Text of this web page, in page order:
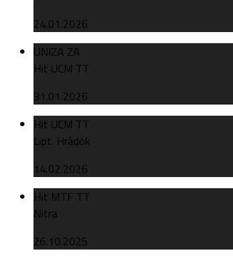
24.01.2026
UNIZA ZA
Hit UCM TT
31.01.2026
Hit UCM TT
Lipt. Hrádok
14.02.2026
Hit MTF TT
Nitra
26.10.2025